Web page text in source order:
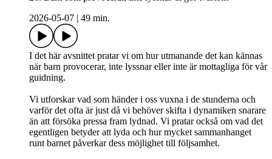
2026-05-07
49 min.
I det här avsnittet pratar vi om hur utmanande det kan kännas
när barn provocerar, inte lyssnar eller inte är mottagliga för vår
guidning.
Vi utforskar vad som händer i oss vuxna i de stunderna och
varför det ofta är just då vi behöver skifta i dynamiken snarare
än att försöka pressa fram lydnad. Vi pratar också om vad det
egentligen betyder att lyda och hur mycket sammanhanget
runt barnet påverkar dess möjlighet till följsamhet.